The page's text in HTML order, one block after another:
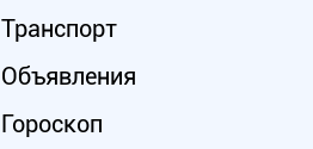
Транспорт
Объявления
Гороскоп